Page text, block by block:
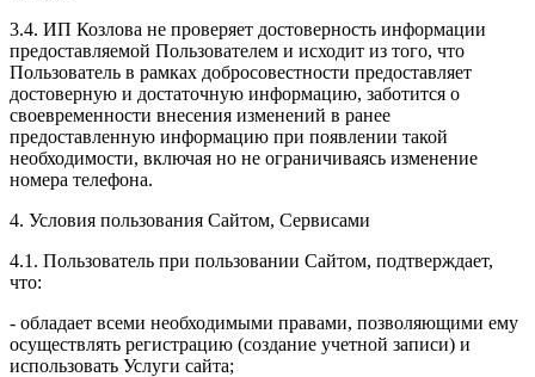
3.4. ИП Козлова не проверяет достоверность информации
предоставляемой Пользователем и исходит из того, что
Пользователь в рамках добросовестности предоставляет
достоверную и достаточную информацию, заботится о
своевременности внесения изменений в ранее
предоставленную информацию при появлении такой
необходимости, включая но не ограничиваясь изменение
номера телефона.
4. Условия пользования Сайтом, Сервисами
4.1. Пользователь при пользовании Сайтом, подтверждает,
что:
- обладает всеми необходимыми правами, позволяющими ему
осуществлять регистрацию (создание учетной записи) и
использовать Услуги сайта;